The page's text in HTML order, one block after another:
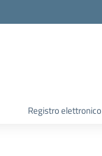
Registro elettronico